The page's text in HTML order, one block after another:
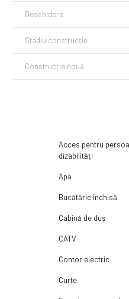
Totul cu ZERO costuri
Deschidere
Stadiu construcție
Construcție nouă
Acces pentru
dizabilități
Apă
Bucătărie închisă
Cabină de duș
CATV
Contor electric
Curte